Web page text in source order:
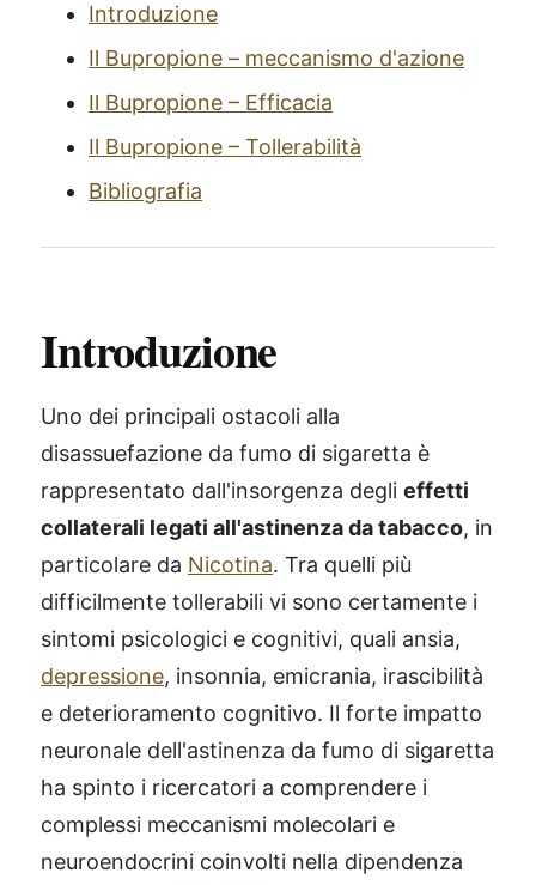
Introduzione
Il Bupropione – meccanismo d'azione
Il Bupropione – Efficacia
Il Bupropione – Tollerabilità
Bibliografia
Introduzione
Uno dei principali ostacoli alla
disassuefazione da fumo di sigaretta è
rappresentato dall'insorgenza degli effetti
collaterali legati all'astinenza da tabacco, in
particolare da Nicotina. Tra quelli più
difficilmente tollerabili vi sono certamente i
sintomi psicologici e cognitivi, quali ansia,
depressione, insonnia, emicrania, irascibilità
e deterioramento cognitivo. Il forte impatto
neuronale dell'astinenza da fumo di sigaretta
ha spinto i ricercatori a comprendere i
complessi meccanismi molecolari e
neuroendocrini coinvolti nella dipendenza